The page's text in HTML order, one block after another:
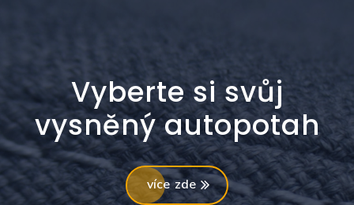
Vyberte si svůj
vysněný autopotah
více zde